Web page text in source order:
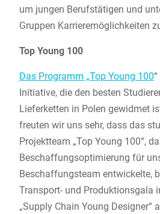
um jungen Berufstätigen und
Gruppen Karrieremöglichkeiten
Top Young 100
Das Programm „Top Young 100
Initiative, die den besten
Lieferketten in Polen gewidmet
freuten wir uns sehr, dass das
Projektteam „Top Young 100“,
Beschaffungsoptimierung für
Beschaffungsteam entwickelte,
Transport- und Produktionsgala
„Supply Chain Young Designer“